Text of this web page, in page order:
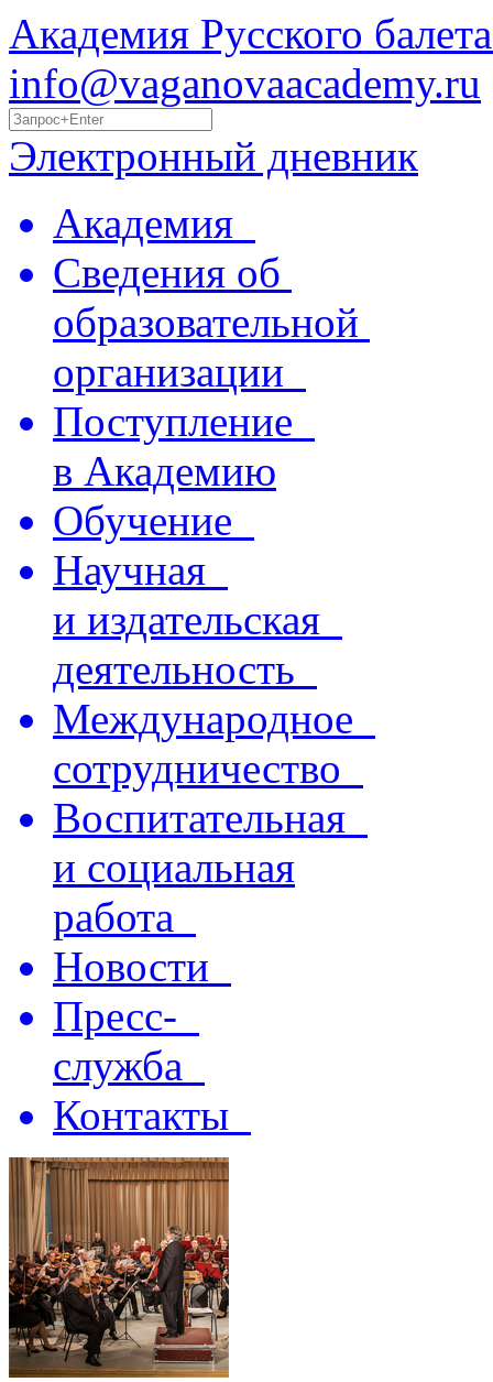
Академия Русского
info@vaganovaacademy.ru
Электронный дневник
Академия
Сведения об
образовательной
организации
Поступление
в Академию
Обучение
Научная
и издательская
деятельность
Международное
сотрудничество
Воспитательная
и социальная
работа
Новости
Пресс-
служба
Контакты